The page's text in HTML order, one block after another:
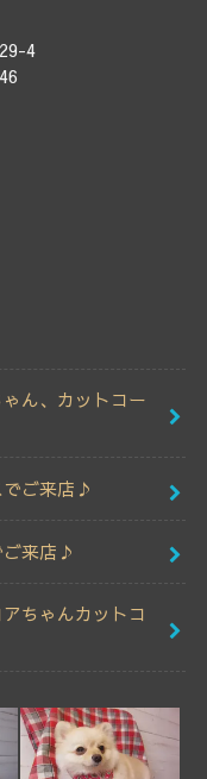
4
ん、カットコー
でご来店♪
ご来店♪
ちゃんカットコ